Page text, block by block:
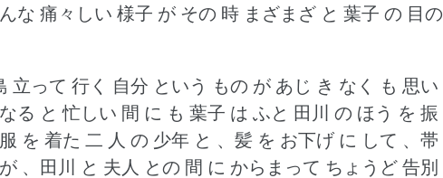
な 痛々しい 様子 が その 時 まざまざ と 葉子 の 目の
立って 行く 自分 という もの が あじ き なく も 思い
る と 忙しい 間 に も 葉子 は ふと 田川 の ほう を 振
を 着た 二 人 の 少年 と 、髪 を お下げ に して 、帯
、田川 と 夫人 との 間 に からまって ちょうど 告別